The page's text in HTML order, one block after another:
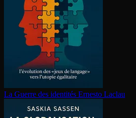
La Guerre des identités Ernesto Laclau